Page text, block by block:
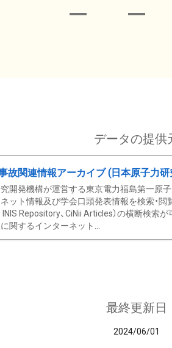
データの提供
故関連情報アーカイブ (日本原子力
開発機構が運営する東京電力福島第一原子
ット情報及び学会口頭発表情報を検索・閲
INIS Repository、CiNii Articles）の横断検索
関するインターネット...
最終更新日
2024/06/01